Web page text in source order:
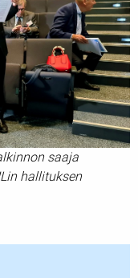
saaja
hallituksen